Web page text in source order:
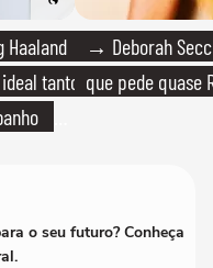
tanto
→ Deborah
que pede quase
o seu futuro? Conheça